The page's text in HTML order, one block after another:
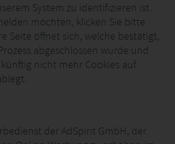
System zu identifizieren ist.
möchten, klicken Sie bitte
Seite öffnet sich, welche bestätigt,
abgeschlossen wurde und
nicht mehr Cookies auf
der AdSpirit GmbH, der